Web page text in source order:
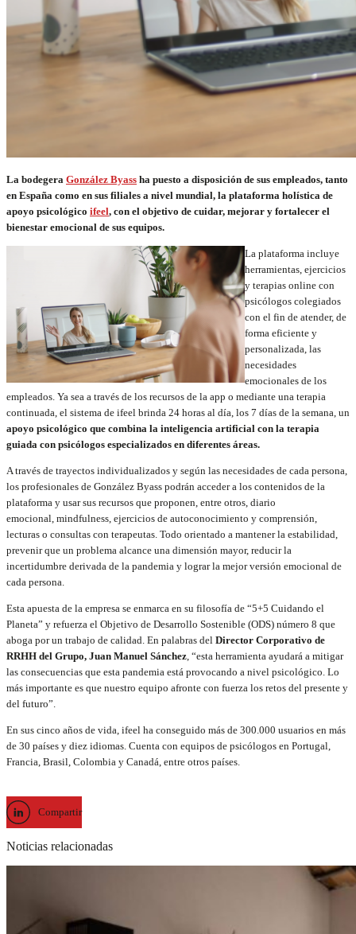
La bodegera González Byass ha puesto a disposición de sus empleados, tanto
en España como en sus filiales a nivel mundial, la plataforma holística de
apoyo psicológico ifeel, con el objetivo de cuidar, mejorar y fortalecer el
bienestar emocional de sus equipos.
La plataforma incluye
herramientas, ejercicios
y terapias online con
psicólogos colegiados
con el fin de atender, de
forma eficiente y
personalizada, las
necesidades
emocionales de los
empleados. Ya sea a través de los recursos de la app o mediante una terapia
continuada, el sistema de ifeel brinda 24 horas al día, los 7 días de la semana, un
apoyo psicológico que combina la inteligencia artificial con la terapia
guiada con psicólogos especializados en diferentes áreas.
A través de trayectos individualizados y según las necesidades de cada persona,
los profesionales de González Byass podrán acceder a los contenidos de la
plataforma y usar sus recursos que proponen, entre otros, diario
emocional, mindfulness, ejercicios de autoconocimiento y comprensión,
lecturas o consultas con terapeutas. Todo orientado a mantener la estabilidad,
prevenir que un problema alcance una dimensión mayor, reducir la
incertidumbre derivada de la pandemia y lograr la mejor versión emocional de
cada persona.
Esta apuesta de la empresa se enmarca en su filosofía de “5+5 Cuidando el
Planeta” y refuerza el Objetivo de Desarrollo Sostenible (ODS) número 8 que
aboga por un trabajo de calidad. En palabras del Director Corporativo de
RRHH del Grupo, Juan Manuel Sánchez, “esta herramienta ayudará a mitigar
las consecuencias que esta pandemia está provocando a nivel psicológico. Lo
más importante es que nuestro equipo afronte con fuerza los retos del presente y
del futuro”.
En sus cinco años de vida, ifeel ha conseguido más de 300.000 usuarios en más
de 30 países y diez idiomas. Cuenta con equipos de psicólogos en Portugal,
Francia, Brasil, Colombia y Canadá, entre otros países.
Compartir
Noticias relacionadas